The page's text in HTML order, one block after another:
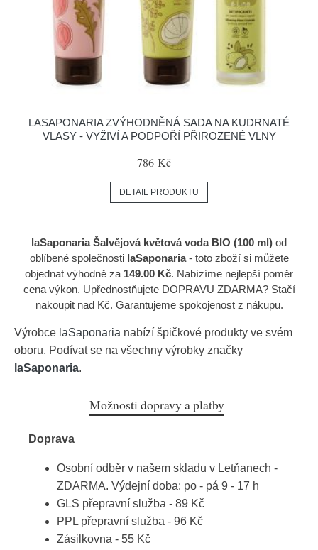
LASAPONARIA ZVÝHODNĚNÁ SADA NA KUDRNATÉ
VLASY - VYŽIVÍ A PODPOŘÍ PŘIROZENÉ VLNY
786 Kč
DETAIL PRODUKTU
laSaponaria Šalvějová květová voda BIO (100 ml) od
oblíbené společnosti laSaponaria- toto zboží si můžete
objednat výhodně za 149.00 Kč. Nabízíme nejlepší poměr
cena výkon. Upřednostňujete DOPRAVU ZDARMA? Stačí
nakoupit nad Kč. Garantujeme spokojenost z nákupu.
Výrobce laSaponaria nabízí špičkové produkty ve svém
oboru. Podívat se na všechny výrobky značky
laSaponaria.
Možnosti dopravy a platby
Doprava
Osobní odběr v našem skladu v Letňanech -
ZDARMA. Výdejní doba: po - pá 9 - 17 h
GLS přepravní služba - 89 Kč
PPL přepravní služba - 96 Kč
Zásilkovna - 55 Kč